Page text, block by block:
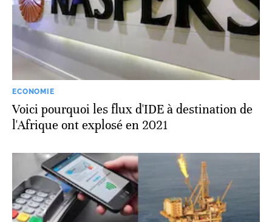
ECONOMIE
Voici pourquoi les flux d'IDE à destination de
l'Afrique ont explosé en 2021